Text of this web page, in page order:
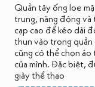
Quần tây ống loe
trung, năng động và
cạp cao để kéo dài
thun vào trong quần
cũng có thể chọn
của mình. Đặc biệt,
giày thể thao